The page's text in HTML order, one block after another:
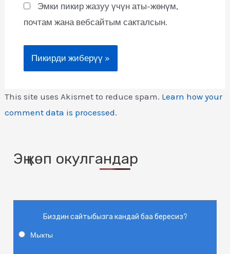
Эмки пикир жазуу үчүн аты-жөнүм,
почтам жана вебсайтым сакталсын.
This site uses Akismet to reduce spam. Learn how your
comment data is processed.
Эң көп окулгандар
Биздин сайтыбызга кандай баа бересиз?
Мыкты